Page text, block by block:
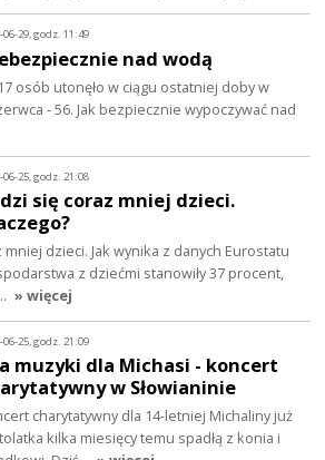
06-29, godz. 11:49
nad wodą
osób utonęło w ciągu ostatniej doby w
- 56. Jak bezpiecznie wypoczywać nad
06-25, godz. 21:08
się coraz mniej dzieci.
dzieci. Jak wynika z danych Eurostatu
z dziećmi stanowiły 37 procent,
» więcej
06-25, godz. 21:09
muzyki dla Michasi - koncert
w Słowianinie
charytatywny dla 14-letniej Michaliny już
kilka miesięcy temu spadłą z konia i